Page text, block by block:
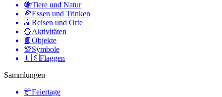
🐝Tiere und Natur
🍕Essen und Trinken
🌇Reisen und Orte
🥎Aktivitäten
📙Objekte
💯Symbole
🇺🇸Flaggen
Sammlungen
🎊Feiertage